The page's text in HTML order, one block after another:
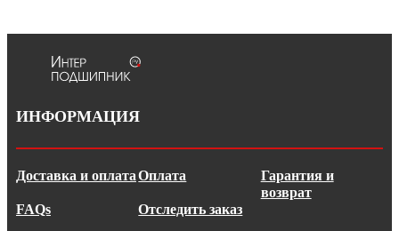
ИНФОРМАЦИЯ
Доставка и оплатаОплата
Гарантия и
возврат
FAQs
Отследить заказ